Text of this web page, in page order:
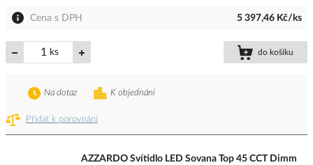
Cena s DPH 5 397,46 Kč/ks
ks do košíku
Přidat k porovnání
K objednání
Na dotaz
AZZARDO Svítidlo LED Sovana Top 45 CCT Dimm